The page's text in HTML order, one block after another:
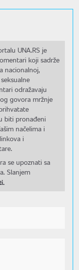
UNA.RS je
koji sadrže
nacionalnoj,
odražavaju
govora mržnje
biti pronađeni
načelima i
i
se upoznati sa
Slanjem